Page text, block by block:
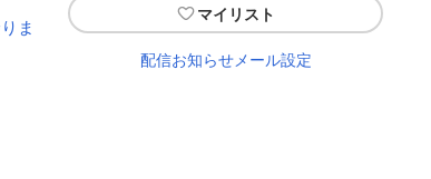
マイリスト
配信お知らせメール設定
ま